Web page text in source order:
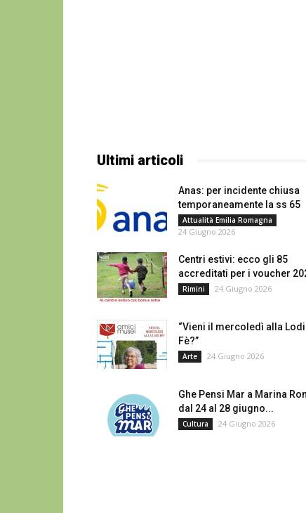
Ultimi articoli
Anas: per incidente chiusa
temporaneamente la ss 65
Attualità Emilia Romagna
24 Giugno 2026
Centri estivi: ecco gli 85
accreditati per i voucher
Rimini 24 Giugno 2026
“Vieni il mercoledì alla Lodi
Fè?”
Arte 24 Giugno 2026
Ghe Pensi Mar a Marina
dal 24 al 28 giugno...
Cultura 24 Giugno 2026